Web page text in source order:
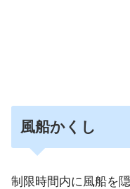
風船かくし
制限時間内に風船を隠